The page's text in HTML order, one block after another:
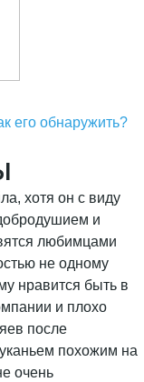
его обнаружить?
хотя он с виду
и
любимцами
не одному
нравится быть в
и плохо
после
похожим на
очень